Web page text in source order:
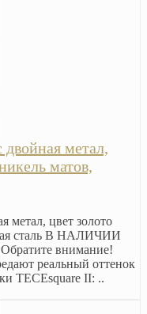
метал,
матов,
метал, цвет золото
сталь В НАЛИЧИИ
внимание!
реальный оттенок
TECEsquare II: ..